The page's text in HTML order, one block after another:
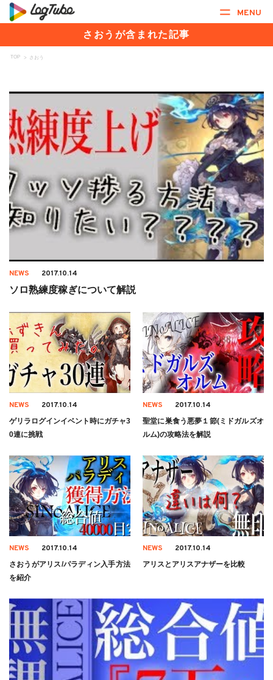
MENU
さおうが含まれた記事
TOP > さおう
NEWS 2017.10.14
ソロ熟練度稼ぎについて解説
NEWS 2017.10.14
ゲリラログインイベント時にガチャ3
0連に挑戦
NEWS 2017.10.14
聖堂に巣食う悪夢１節(ミドガルズオ
ルム)の攻略法を解説
NEWS 2017.10.14
さおうがアリス/パラディン入手方法
を紹介
NEWS 2017.10.14
アリスとアリスアナザーを比較